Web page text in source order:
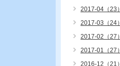
2017-04（23）
2017-03（24）
2017-02（27）
2017-01（27）
2016-12（21）